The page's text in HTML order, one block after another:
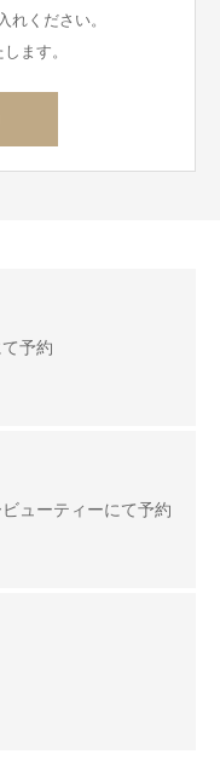
れください。
ます。
予約
ューティーにて予約